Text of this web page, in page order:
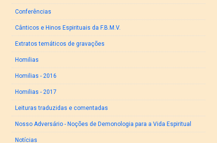
Conferências
Cânticos e Hinos Espirituais da F.B.M.V.
Extratos temáticos de gravações
Homilias
Homilias - 2016
Homilias - 2017
Leituras traduzidas e comentadas
Nosso Adversário - Noções de Demonologia para a Vida Espiritual
Notícias